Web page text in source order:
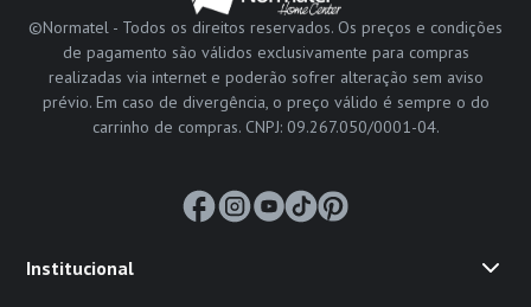
©Normatel - Todos os direitos reservados. Os preços e condições
de pagamento são válidos exclusivamente para compras
realizadas via internet e poderão sofrer alteração sem aviso
prévio. Em caso de divergência, o preço válido é sempre o do
carrinho de compras. CNPJ: 09.267.050/0001-04.
Institucional